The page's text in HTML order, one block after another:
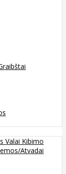
Valai Kibimo
Atvadai